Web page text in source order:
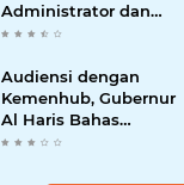
Administrator dan
Pengawas di Lingkup
Audiensi dengan
Kemenhub, Gubernur
Al Haris Bahas
Pembangunan Jalur